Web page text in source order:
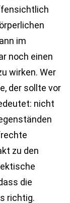
im
noch einen
wirken. Wer
der sollte vor
nicht
zu den
die
richtig.